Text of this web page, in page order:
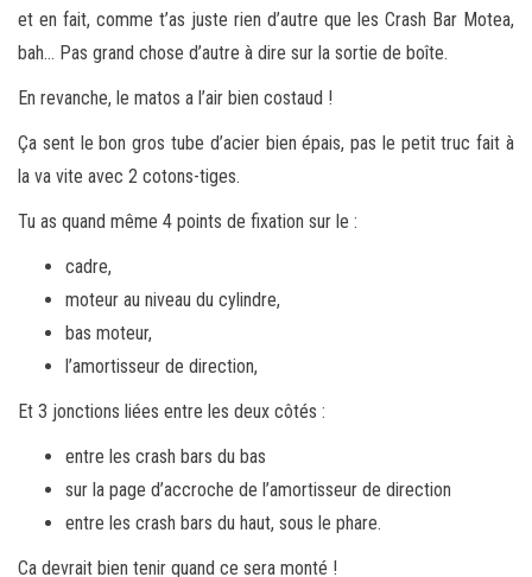
et en fait, comme t’as juste rien d’autre que les Crash Bar Motea,
bah… Pas grand chose d’autre à dire sur la sortie de boîte.
En revanche, le matos a l’air bien costaud !
Ça sent le bon gros tube d’acier bien épais, pas le petit truc fait à
la va vite avec 2 cotons-tiges.
Tu as quand même 4 points de fixation sur le :
cadre,
moteur au niveau du cylindre,
bas moteur,
l’amortisseur de direction,
Et 3 jonctions liées entre les deux côtés :
entre les crash bars du bas
sur la page d’accroche de l’amortisseur de direction
entre les crash bars du haut, sous le phare.
Ca devrait bien tenir quand ce sera monté !